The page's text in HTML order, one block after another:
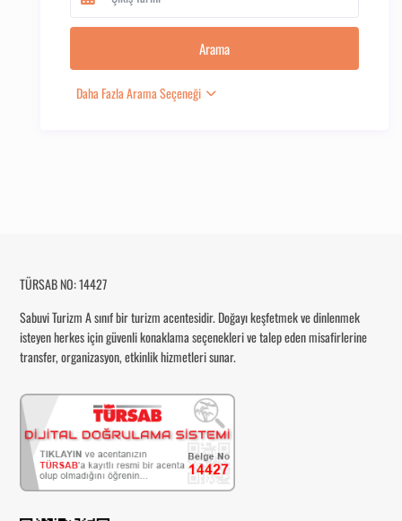
Daha Fazla Arama Seçeneği
TÜRSAB NO: 14427
Sabuvi TurizmA sınıf bir turizm acentesidir. Doğayı keşfetmek ve dinlenmek
isteyen herkes için güvenli konaklama seçenekleri ve talep eden misafirlerine
transfer, organizasyon, etkinlik hizmetleri sunar.